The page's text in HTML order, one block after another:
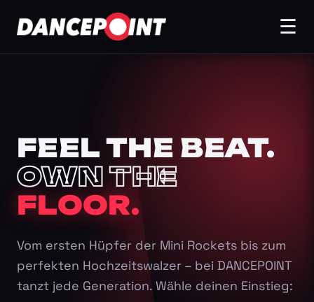
☰
FEEL THE BEAT.
OWN THE
FLOOR.
Vom ersten Hüpfer der Mini Rockets bis zum
perfekten Hochzeitswalzer – bei DANCEPOINT
tanzt jede Generation. Wähle deinen Einstieg: